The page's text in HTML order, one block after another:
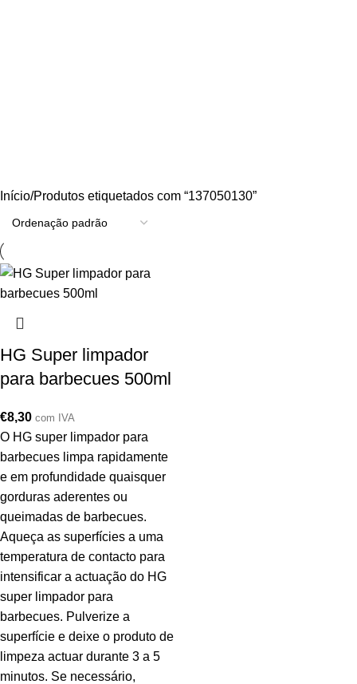
Início Produtos etiquetados com “137050130”
HG Super limpador
para barbecues 500ml
€8,30 com IVA
O HG super limpador para
barbecues limpa rapidamente
e em profundidade quaisquer
gorduras aderentes ou
queimadas de barbecues.
Aqueça as superfícies a uma
temperatura de contacto para
intensificar a actuação do HG
super limpador para
barbecues. Pulverize a
superfície e deixe o produto de
limpeza actuar durante 3 a 5
minutos. Se necessário,